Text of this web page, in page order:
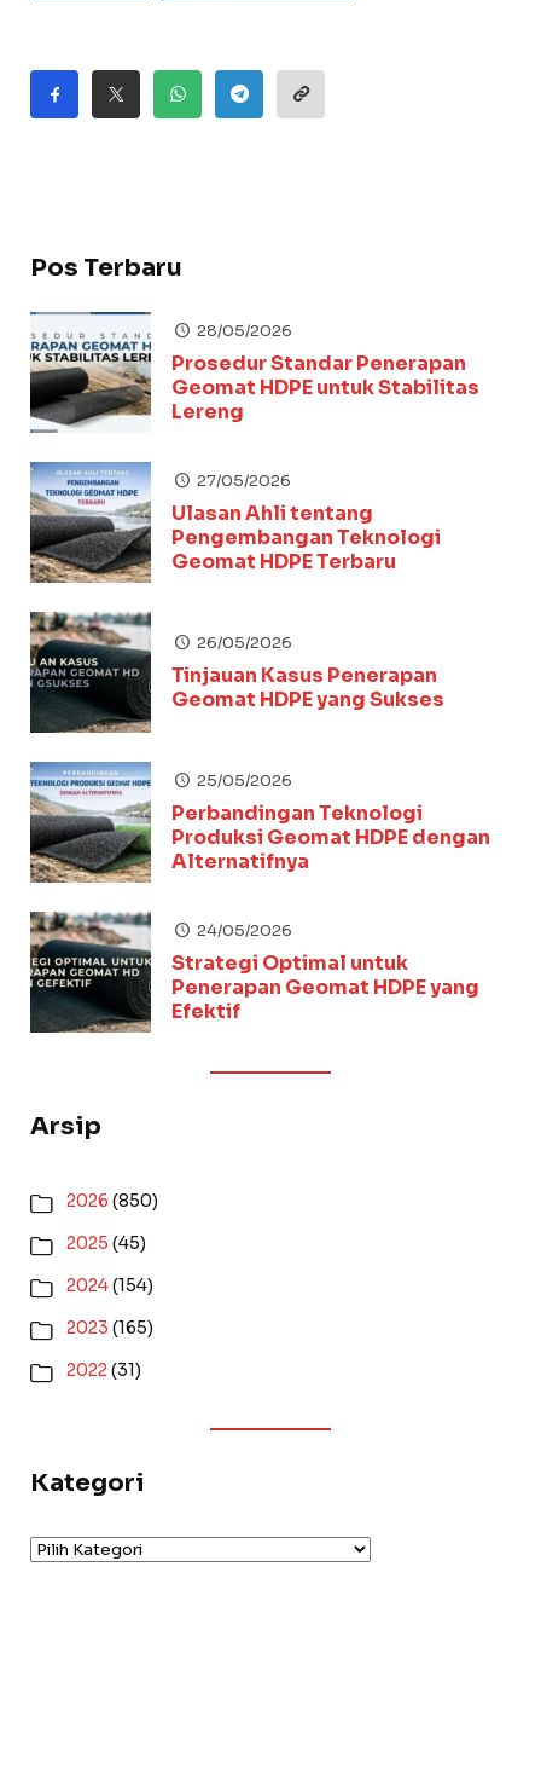
Pos Terbaru
28/05/2026
Prosedur Standar Penerapan
Geomat HDPE untuk Stabilitas
Lereng
27/05/2026
Ulasan Ahli tentang
Pengembangan Teknologi
Geomat HDPE Terbaru
26/05/2026
Tinjauan Kasus Penerapan
Geomat HDPE yang Sukses
25/05/2026
Perbandingan Teknologi
Produksi Geomat HDPE dengan
Alternatifnya
24/05/2026
Strategi Optimal untuk
Penerapan Geomat HDPE yang
Efektif
Arsip
2026 (850)
2025 (45)
2024(154)
2023 (165)
2022(31)
Kategori
Kategori